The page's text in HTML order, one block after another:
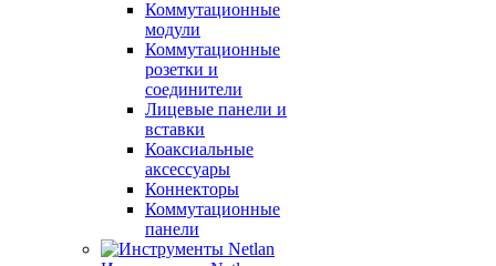
Коммутационные
модули
Коммутационные
розетки и
соединители
Лицевые панели и
вставки
Коаксиальные
аксессуары
Коннекторы
Коммутационные
панели